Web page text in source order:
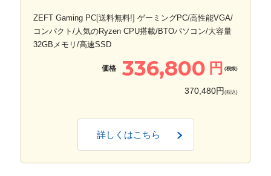
ZEFT Gaming PC[送料無料!] ゲーミングPC/高性能VGA/
コンパクト/人気のRyzen CPU搭載/BTOパソコン/大容量
32GBメモリ/高速SSD
価格 336,800 円 (税抜)
370,480円 (税込)
詳しくはこちら